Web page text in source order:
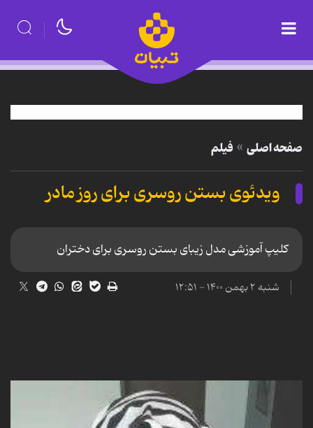
صفحه اصلی فیلم
ویدئوی بستن روسری برای روز مادر
کلیپ آموزشی مدل زیبای بستن روسری برای دختران
شنبه ۲ بهمن ۱۴۰۰ - ۱۲:۵۱